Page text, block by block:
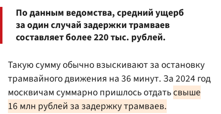
По данным ведомства, средний ущерб
за один случай задержки трамваев
составляет более 220 тыс. рублей.
Такую сумму обычно взыскивают за остановку
трамвайного движения на 36 минут. За 2024 год
москвичам суммарно пришлось отдатьсвыше
16 млн рублей за задержку трамваев.